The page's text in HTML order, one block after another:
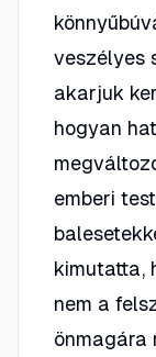
veszélyes
akarjuk
hogyan
emberi
kimutatta,
nem a
önmagára